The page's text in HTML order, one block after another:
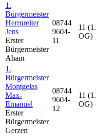
1.
Bürgermeister
Herrnreiter
Jens
Erster
Bürgermeister
Aham
08744
9604-
11
11 (1.
OG)
1.
Bürgermeister
Montgelas
Max-
Emanuel
Erster
Bürgermeister
Gerzen
08744
9604-
12
11 (1.
OG)